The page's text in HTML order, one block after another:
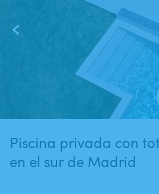
Piscina privada con
en el sur de Madrid